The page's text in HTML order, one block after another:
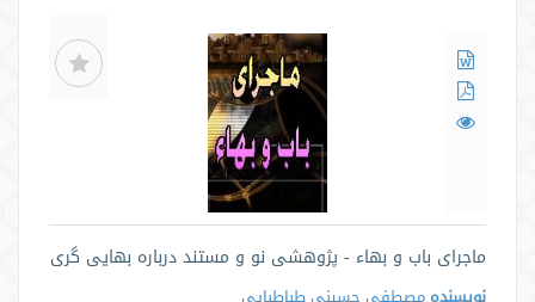
ماجرای باب و بهاء - پژوهشی نو و مستند درباره بهایی گری
نویسنده مصطفی حسینی طباطبایی